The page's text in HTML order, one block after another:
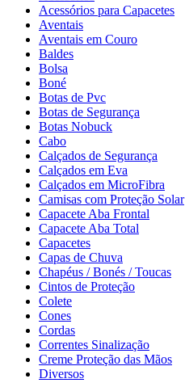
Acessórios para Capacetes
Aventais
Aventais em Couro
Baldes
Bolsa
Boné
Botas de Pvc
Botas de Segurança
Botas Nobuck
Cabo
Calçados de Segurança
Calçados em Eva
Calçados em MicroFibra
Camisas com Proteção Solar
Capacete Aba Frontal
Capacete Aba Total
Capacetes
Capas de Chuva
Chapéus / Bonés / Toucas
Cintos de Proteção
Colete
Cones
Cordas
Correntes Sinalização
Creme Proteção das Mãos
Diversos